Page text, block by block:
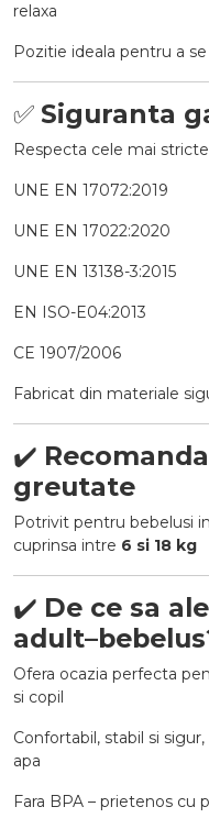
relaxa
Pozitie ideala pentru a
✅ Siguranta
Respecta cele mai
UNE EN 17072:2019
UNE EN 17022:2020
UNE EN 13138-3:2015
EN ISO-E04:2013
CE 1907/2006
Fabricat din materiale
✔️
greutate
Potrivit pentru bebelusi
cuprinsa intre 6 si 18 kg
✔️ De ce sa
Ofera ocazia perfecta
si copil
Confortabil, stabil si
apa
Fara BPA – prietenos cu